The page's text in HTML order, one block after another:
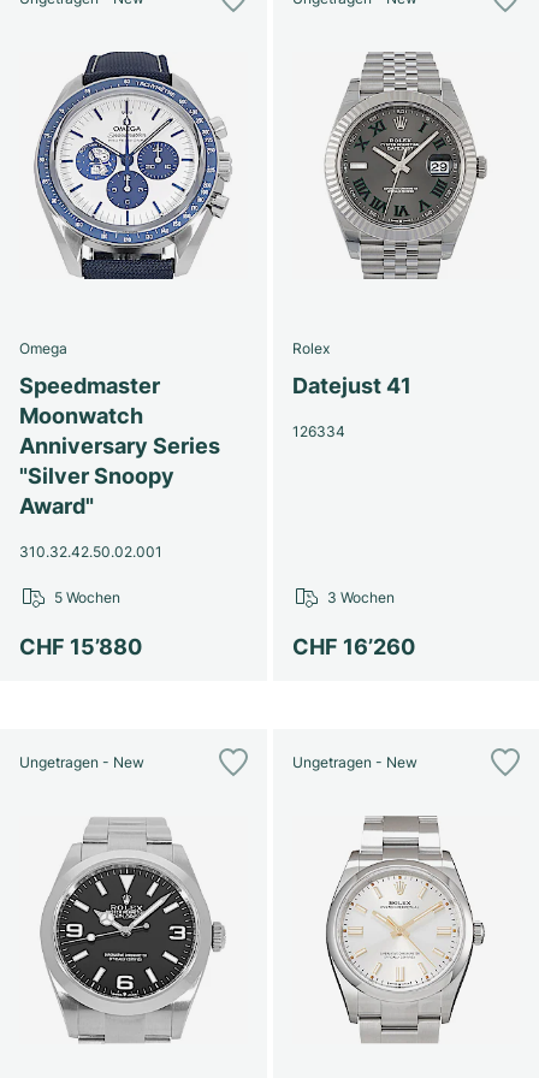
Omega
Speedmaster
Moonwatch
Anniversary Series
"Silver Snoopy
Award"
310.32.42.50.02.001
CHF 15’880
5 Wochen
Rolex
Datejust 41
126334
CHF 16’260
3 Wochen
Ungetragen - New Ungetragen - New